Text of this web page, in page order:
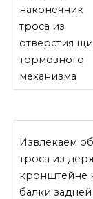
наконечник
троса из
отверстия
тормозного
механизма
Извлекаем
троса из
кронштейне
балки